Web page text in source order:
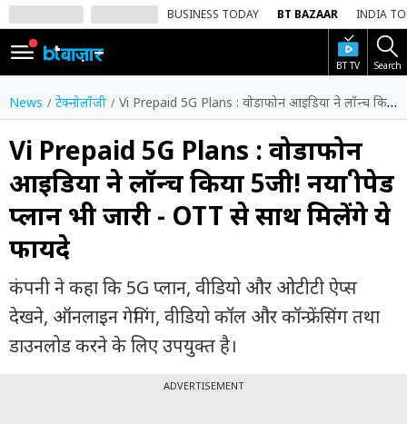
BUSINESS TODAY BT BAZAAR INDIA
BT TV Search
SIGN
IN
Dark
Mode
होम
शेयर
बाज़ार
वीडियो
ट्रेंडिंग
बिजनेस
News टेक्नोलॉजी Vi Prepaid 5G Plans : वोडाफोन आइडिया ने लॉन्च किया 5जी! नया प्रीपेड प्लान भी जारी - OTT से साथ मिलेंगे ये फायदे
Vi Prepaid 5G Plans : वोडाफोन
आइडिया ने लॉन्च किया 5जी! नया प्रीपेड
प्लान भी जारी - OTT से साथ मिलेंगे ये
फायदे
कंपनी ने कहा कि 5G प्लान, वीडियो और ओटीटी ऐप्स
देखने, ऑनलाइन गेमिंग, वीडियो कॉल और कॉन्फ्रेंसिंग तथा
डाउनलोड करने के लिए उपयुक्त है।
ADVERTISEMENT